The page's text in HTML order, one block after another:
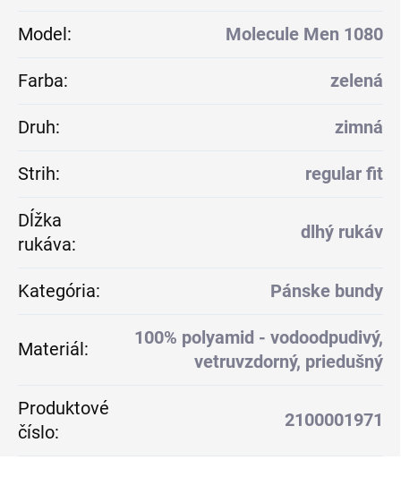
Model: Molecule Men 1080
Farba: zelená
Druh: zimná
Strih: regular fit
Dĺžka
rukáva:
dlhý rukáv
Kategória: Pánske bundy
Materiál:
100% polyamid - vodoodpudivý,
vetruvzdorný, priedušný
Produktové
číslo:
2100001971